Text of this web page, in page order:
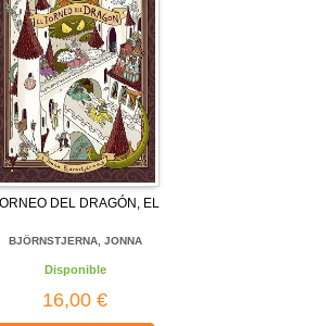
DEL DRAGÓN, EL
BJÖRNSTJERNA, JONNA
Disponible
16,00 €